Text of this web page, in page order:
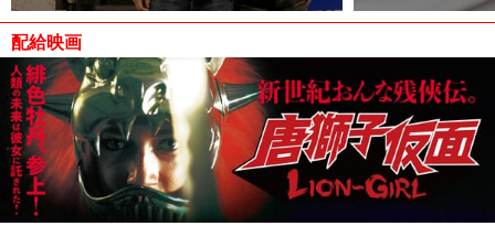
配給映画